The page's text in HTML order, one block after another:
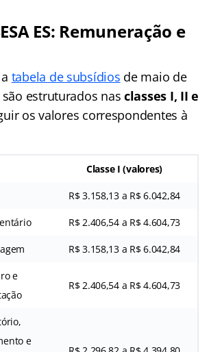
ES: Remuneração e
tabela de subsídios de maio de
são estruturados nasclasses I, II e
os valores correspondentes à
Classe I (valores)
R$ 3.158,13 a R$ 6.042,84
R$ 2.406,54 a R$ 4.604,73
R$ 3.158,13 a R$ 6.042,84
e
R$ 2.406,54 a R$ 4.604,73
e